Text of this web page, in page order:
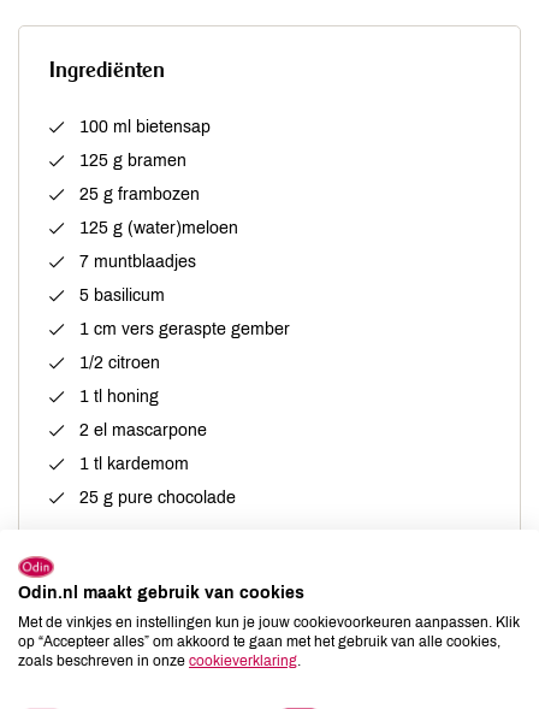
Ingrediënten
100 ml bietensap
125 g bramen
25 g frambozen
125 g (water)meloen
7 muntblaadjes
5 basilicum
1 cm vers geraspte gember
1/2 citroen
1 tl honing
2 el mascarpone
1 tl kardemom
25 g pure chocolade
Verder nodig
staafmixer of blender
Odin.nl maakt gebruik van cookies
Met de vinkjes en instellingen kun je jouw cookievoorkeuren aanpassen. Klik
op “Accepteer alles” om akkoord te gaan met het gebruik van alle cookies,
zoals beschreven in onze cookieverklaring.